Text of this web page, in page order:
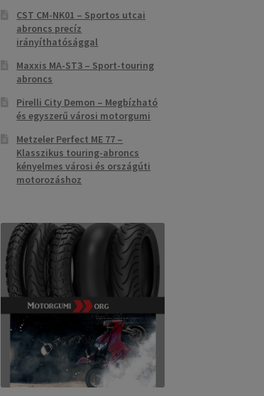
CST CM-NK01 – Sportos utcai
abroncs precíz
irányíthatósággal
Maxxis MA-ST3 – Sport-touring
abroncs
Pirelli City Demon – Megbízható
és egyszerű városi motorgumi
Metzeler Perfect ME 77 –
Klasszikus touring-abroncs
kényelmes városi és országúti
motorozáshoz